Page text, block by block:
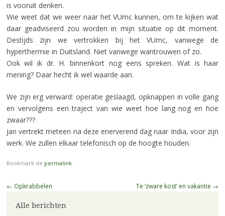
is vooruit denken.
Wie weet dat we weer naar het VUmc kunnen, om te kijken wat
daar geadviseerd zou worden in mijn situatie op dit moment.
Destijds zijn we vertrokken bij het VUmc, vanwege de
hyperthermie in Duitsland. Niet vanwege wantrouwen of zo.
Ook wil ik dr. H. binnenkort nog eens spreken. Wat is haar
mening? Daar hecht ik wel waarde aan.
We zijn erg verward: operatie geslaagd, opknappen in volle gang
en vervolgens een traject van wie weet hoe lang nog en hoe
zwaar???
Jan vertrekt meteen na deze enerverend dag naar India, voor zijn
werk. We zullen elkaar telefonisch op de hoogte houden.
Bookmark de permalink.
Berichtnavigatie
← Opkrabbelen Te ‘zware kost’ en vakantie →
Alle berichten